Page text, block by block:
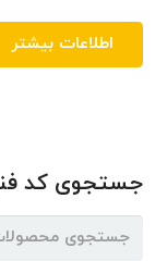
اطلاعات بیشتر
جستجوی کد
جستجو